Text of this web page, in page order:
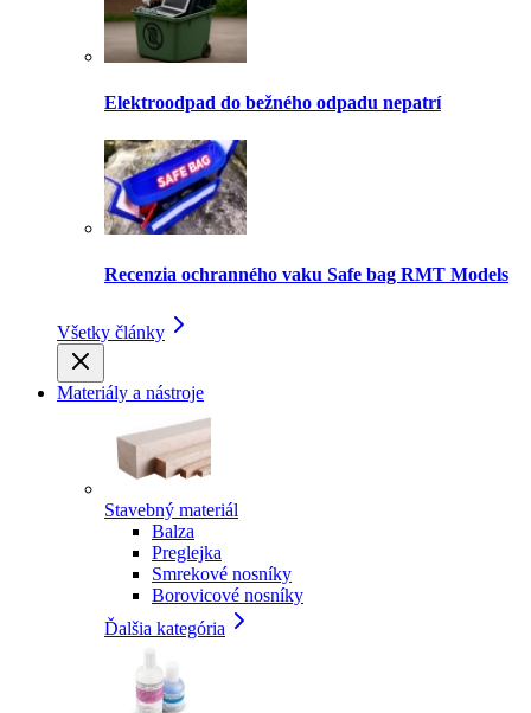
Elektroodpad do bežného odpadu nepatrí
Recenzia ochranného vaku Safe bag RMT Models
Všetky články
Materiály a nástroje
Stavebný materiál
Balza
Preglejka
Smrekové nosníky
Borovicové nosníky
Ďalšia kategória